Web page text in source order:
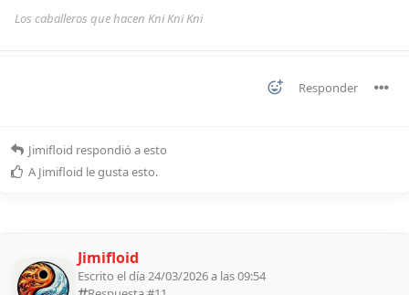
Los caballeros que hacen Kni Kni Kni
Responder
Jimifloid respondió a esto
A Jimifloid le gusta esto.
Jimifloid
Escrito el día 24/03/2026 a las 09:54